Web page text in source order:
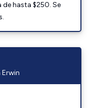
hasta $250. Se